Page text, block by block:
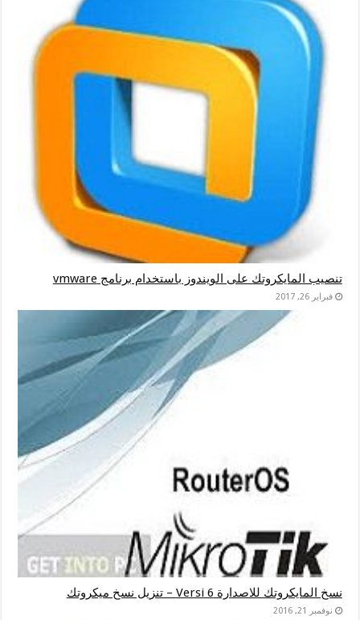
تنصيب المايكروتك على الويندوز باستخدام برنامج vmware
فبراير 26, 2017
نسخ المايكروتك للاصدارة Versi 6 – تنزيل نسخ ميكروتك
نوفمبر 21, 2016